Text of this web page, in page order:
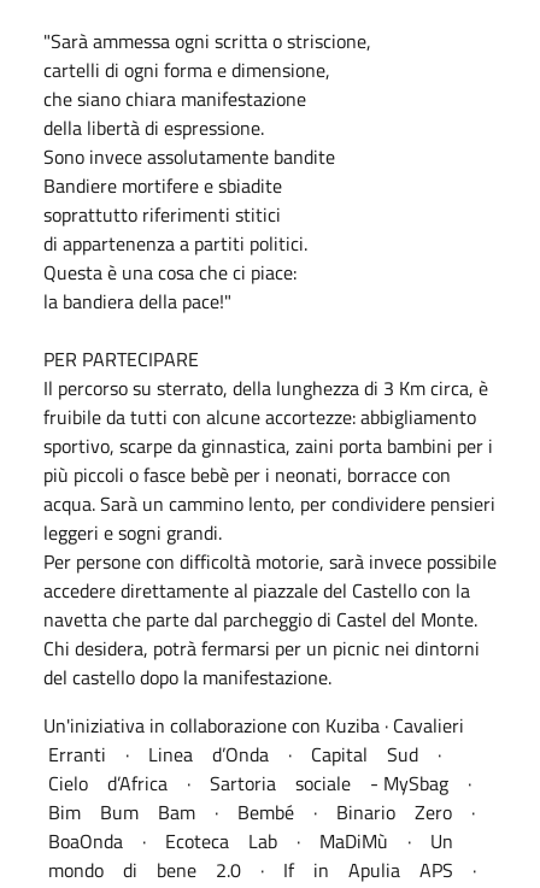
"Sarà ammessa ogni scritta o striscione,
cartelli di ogni forma e dimensione,
che siano chiara manifestazione
della libertà di espressione.
Sono invece assolutamente bandite
Bandiere mortifere e sbiadite
soprattutto riferimenti stitici
di appartenenza a partiti politici.
Questa è una cosa che ci piace:
la bandiera della pace!"
PER PARTECIPARE
Il percorso su sterrato, della lunghezza di 3 Km circa, è
fruibile da tutti con alcune accortezze: abbigliamento
sportivo, scarpe da ginnastica, zaini porta bambini per i
più piccoli o fasce bebè per i neonati, borracce con
acqua. Sarà un cammino lento, per condividere pensieri
leggeri e sogni grandi.
Per persone con difficoltà motorie, sarà invece possibile
accedere direttamente al piazzale del Castello con la
navetta che parte dal parcheggio di Castel del Monte.
Chi desidera, potrà fermarsi per un picnic nei dintorni
del castello dopo la manifestazione.
Un'iniziativa in collaborazione con Kuziba · Cavalieri
Erranti · Linea d’Onda · Capital Sud ·
Cielo d’Africa · Sartoria sociale - MySbag ·
Bim Bum Bam · Bembé · Binario Zero ·
BoaOnda · Ecoteca Lab · MaDiMù · Un
mondo di bene 2.0 · If in Apulia APS ·